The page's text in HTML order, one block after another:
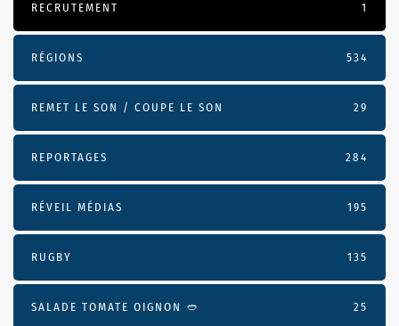
RECRUTEMENT 1
RÉGIONS 534
REMET LE SON / COUPE LE SON 29
REPORTAGES 284
RÉVEIL MÉDIAS 195
RUGBY 135
SALADE TOMATE OIGNON 🥙 25